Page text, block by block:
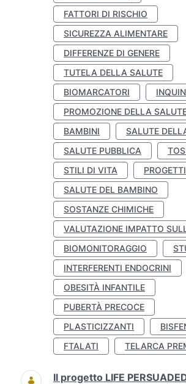
FATTORI DI RISCHIO
SICUREZZA ALIMENTARE
DIFFERENZE DI GENERE
TUTELA DELLA SALUTE
BIOMARCATORI
PROMOZIONE DELLA
BAMBINI
SALUTE
SALUTE PUBBLICA
STILI DI VITA
SALUTE DEL BAMBINO
SOSTANZE CHIMICHE
VALUTAZIONE IMPATTO
BIOMONITORAGGIO
INTERFERENTI ENDOCRINI
OBESITÀ INFANTILE
PUBERTÀ PRECOCE
PLASTICIZZANTI
FTALATI
TELARCA
Il progetto LIFE